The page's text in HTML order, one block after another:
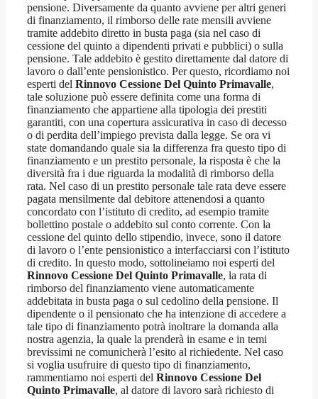
pensione. Diversamente da quanto avviene per altri generi
di finanziamento, il rimborso delle rate mensili avviene
tramite addebito diretto in busta paga (sia nel caso di
cessione del quinto a dipendenti privati e pubblici) o sulla
pensione. Tale addebito è gestito direttamente dal datore di
lavoro o dall’ente pensionistico. Per questo, ricordiamo noi
esperti del Rinnovo Cessione Del Quinto Primavalle,
tale soluzione può essere definita come una forma di
finanziamento che appartiene alla tipologia dei prestiti
garantiti, con una copertura assicurativa in caso di decesso
o di perdita dell’impiego prevista dalla legge. Se ora vi
state domandando quale sia la differenza fra questo tipo di
finanziamento e un prestito personale, la risposta è che la
diversità fra i due riguarda la modalità di rimborso della
rata. Nel caso di un prestito personale tale rata deve essere
pagata mensilmente dal debitore attenendosi a quanto
concordato con l’istituto di credito, ad esempio tramite
bollettino postale o addebito sul conto corrente. Con la
cessione del quinto dello stipendio, invece, sono il datore
di lavoro o l’ente pensionistico a interfacciarsi con l’istituto
di credito. In questo modo, sottolineiamo noi esperti del
Rinnovo Cessione Del Quinto Primavalle, la rata di
rimborso del finanziamento viene automaticamente
addebitata in busta paga o sul cedolino della pensione. Il
dipendente o il pensionato che ha intenzione di accedere a
tale tipo di finanziamento potrà inoltrare la domanda alla
nostra agenzia, la quale la prenderà in esame e in temi
brevissimi ne comunicherà l’esito al richiedente. Nel caso
si voglia usufruire di questo tipo di finanziamento,
rammentiamo noi esperti del Rinnovo Cessione Del
Quinto Primavalle, al datore di lavoro sarà richiesto di